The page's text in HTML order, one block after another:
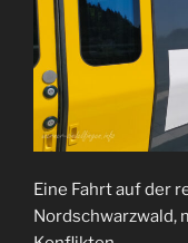
Eine Fahrt auf der
Nordschwarzwald,